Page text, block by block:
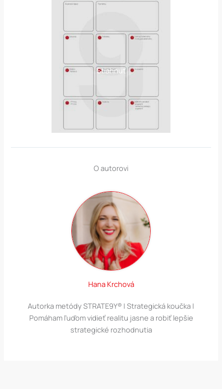
Stiahnuť
O autorovi
Hana Krchová
Autorka metódy STRATE9Y® | Strategická koučka |
Pomáham ľuďom vidieť realitu jasne a robiť lepšie
strategické rozhodnutia